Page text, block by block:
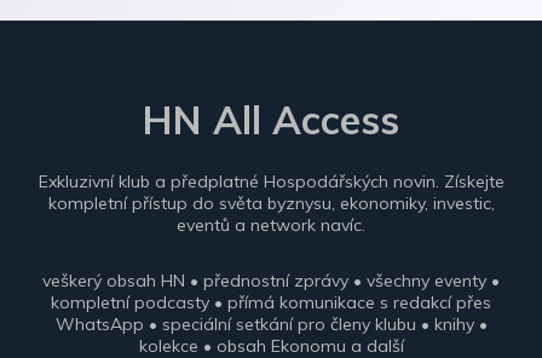
HN All Access
Exkluzivní klub a předplatné Hospodářských novin. Získejte
kompletní přístup do světa byznysu, ekonomiky, investic,
eventů a network navíc.
veškerý obsah HN • přednostní zprávy • všechny eventy •
kompletní podcasty • přímá komunikace s redakcí přes
WhatsApp • speciální setkání pro členy klubu • knihy •
kolekce • obsah Ekonomu a další